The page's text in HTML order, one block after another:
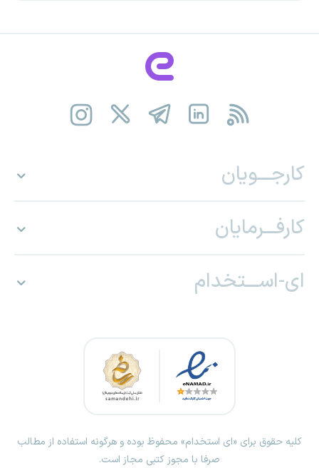
کارجـــویان
کارفـــرمایان
ای-اســـتخدام
کلیه حقوق برای «ای استخدام» محفوظ بوده و هرگونه استفاده از مطالب
صرفا با مجوز کتبی مجاز است.